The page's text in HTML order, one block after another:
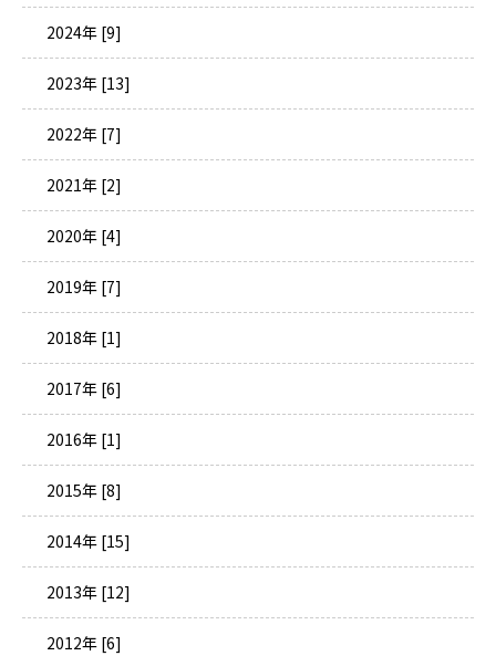
2024年 [9]
2023年 [13]
2022年 [7]
2021年 [2]
2020年 [4]
2019年 [7]
2018年 [1]
2017年 [6]
2016年 [1]
2015年 [8]
2014年 [15]
2013年 [12]
2012年 [6]